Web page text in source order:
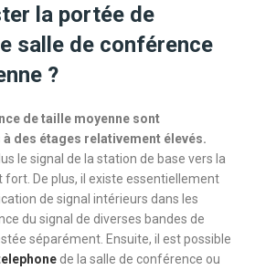
la portée de
salle de conférence
?
de taille moyenne sont
des étages relativement élevés.
le signal de la station de base vers la
De plus, il existe essentiellement
de signal intérieurs dans les
du signal de diverses bandes de
séparément. Ensuite, il est possible
de la salle de conférence ou